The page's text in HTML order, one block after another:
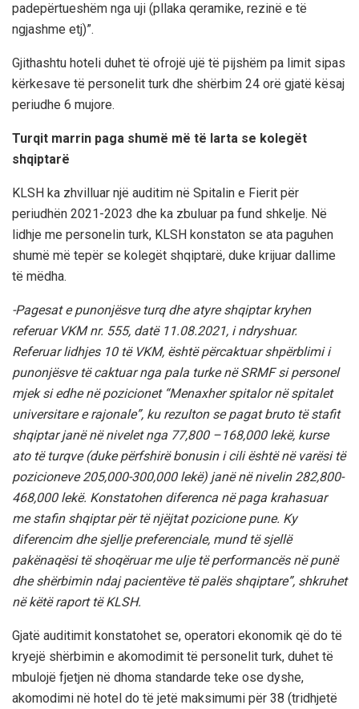
padepërtueshëm nga uji (pllaka qeramike, rezinë e të
ngjashme etj)”.
Gjithashtu hoteli duhet të ofrojë ujë të pijshëm pa limit sipas
kërkesave të personelit turk dhe shërbim 24 orë gjatë kësaj
periudhe 6 mujore.
Turqit marrin paga shumë më të larta se kolegët
shqiptarë
KLSH ka zhvilluar një auditim në Spitalin e Fierit për
periudhën 2021-2023 dhe ka zbuluar pa fund shkelje. Në
lidhje me personelin turk, KLSH konstaton se ata paguhen
shumë më tepër se kolegët shqiptarë, duke krijuar dallime
të mëdha.
-Pagesat e punonjësve turq dhe atyre shqiptar kryhen
referuar VKM nr. 555, datë 11.08.2021, i ndryshuar.
Referuar lidhjes 10 të VKM, është përcaktuar shpërblimi i
punonjësve të caktuar nga pala turke në SRMF si personel
mjek si edhe në pozicionet “Menaxher spitalor në spitalet
universitare e rajonale”, ku rezulton se pagat bruto të stafit
shqiptar janë në nivelet nga 77,800 –168,000 lekë, kurse
ato të turqve (duke përfshirë bonusin i cili është në varësi të
pozicioneve 205,000-300,000 lekë) janë në nivelin 282,800-
468,000 lekë. Konstatohen diferenca në paga krahasuar
me stafin shqiptar për të njëjtat pozicione pune. Ky
diferencim dhe sjellje preferenciale, mund të sjellë
pakënaqësi të shoqëruar me ulje të performancës në punë
dhe shërbimin ndaj pacientëve të palës shqiptare”, shkruhet
në këtë raport të KLSH.
Gjatë auditimit konstatohet se, operatori ekonomik që do të
kryejë shërbimin e akomodimit të personelit turk, duhet të
mbulojë fjetjen në dhoma standarde teke ose dyshe,
akomodimi në hotel do të jetë maksimumi për 38 (tridhjetë